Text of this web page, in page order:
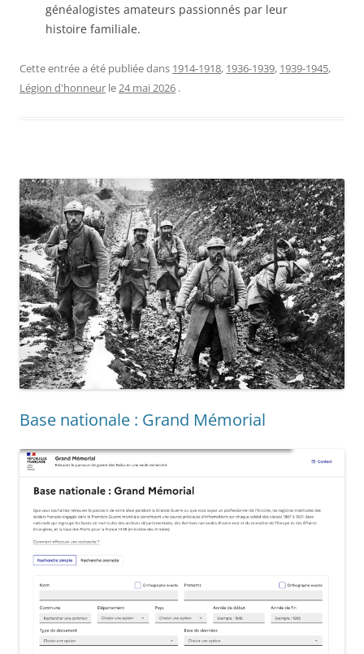
généalogistes amateurs passionnés par leur
histoire familiale.
Cette entrée a été publiée dans 1914-1918, 1936-1939, 1939-1945,
Légion d'honneur le24 mai 2026 .
Base nationale : Grand Mémorial